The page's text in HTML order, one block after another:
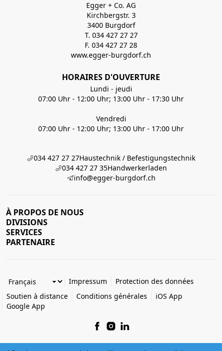
Egger + Co. AG
Kirchbergstr. 3
3400 Burgdorf
T. 034 427 27 27
F. 034 427 27 28
www.egger-burgdorf.ch
HORAIRES D'OUVERTURE
Lundi - jeudi
07:00 Uhr - 12:00 Uhr; 13:00 Uhr - 17:30 Uhr
Vendredi
07:00 Uhr - 12:00 Uhr; 13:00 Uhr - 17:00 Uhr
034 427 27 27Haustechnik / Befestigungstechnik
034 427 27 35Handwerkerladen
info@egger-burgdorf.ch
À PROPOS DE NOUS
DIVISIONS
SERVICES
PARTENAIRE
Impressum
Protection des données
Soutien à distance
Conditions générales
iOS App
Google App